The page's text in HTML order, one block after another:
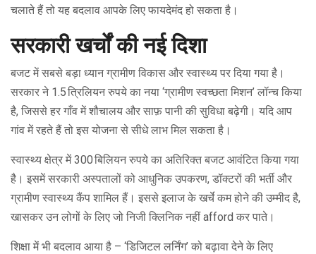
चलाते हैं तो यह बदलाव आपके लिए फायदेमंद हो सकता है।
सरकारी खर्चों की नई दिशा
बजट में सबसे बड़ा ध्यान ग्रामीण विकास और स्वास्थ्य पर दिया गया है।
सरकार ने 1.5 त्रिलियन रुपये का नया ‘ग्रामीण स्वच्छता मिशन’ लॉन्च किया
है, जिससे हर गाँव में शौचालय और साफ़ पानी की सुविधा बढ़ेगी। यदि आप
गांव में रहते हैं तो इस योजना से सीधे लाभ मिल सकता है।
स्वास्थ्य क्षेत्र में 300 बिलियन रुपये का अतिरिक्त बजट आवंटित किया गया
है। इसमें सरकारी अस्पतालों को आधुनिक उपकरण, डॉक्टरों की भर्ती और
ग्रामीण स्वास्थ्य कैंप शामिल हैं। इससे इलाज के खर्चे कम होने की उम्मीद है,
खासकर उन लोगों के लिए जो निजी क्लिनिक नहीं afford कर पाते।
शिक्षा में भी बदलाव आया है – ‘डिजिटल लर्निंग’ को बढ़ावा देने के लिए